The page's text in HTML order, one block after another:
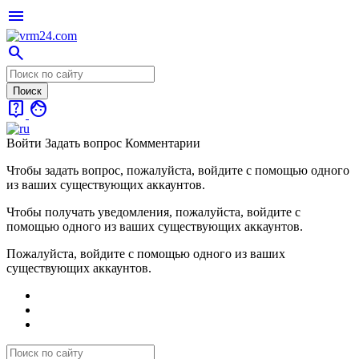
menu
search
live_help face
Войти Задать вопрос Комментарии
Чтобы задать вопрос, пожалуйста, войдите с помощью одного
из ваших существующих аккаунтов.
Чтобы получать уведомления, пожалуйста, войдите с
помощью одного из ваших существующих аккаунтов.
Пожалуйста, войдите с помощью одного из ваших
существующих аккаунтов.